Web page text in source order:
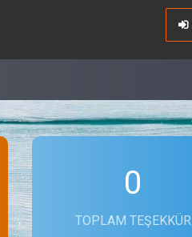
0
TOPLAM TEŞEKKÜR